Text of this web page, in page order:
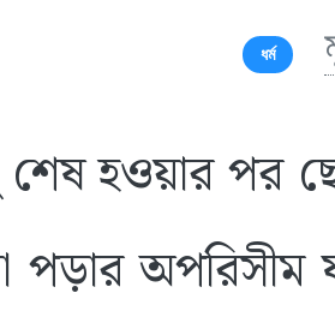
ধর্ম
হওয়ার পর
পড়ার